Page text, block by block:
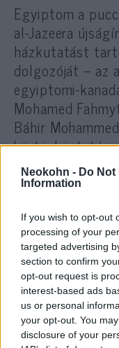
Neokohn - Do Not
Information
If you wish to opt-out
processing of your
targeted advertising
section to confirm
opt-out request is
interest-based ads
us or personal
your opt-out. You
disclosure of your
Egyiptom a
al-Jazeera
házkutatást
dolgozóját – az
egyiptomi-
Mohamed
Báhir
szabadon
Egyiptom
Kairó
vádolt –